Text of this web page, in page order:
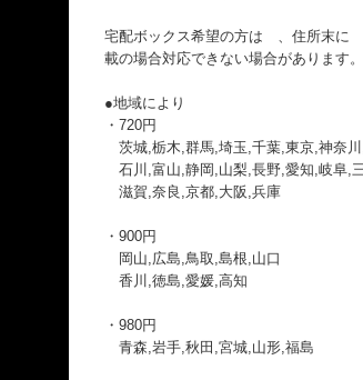
宅配ボックス希望の方は 、住所末に
載の場合対応できない場合があります。
●地域により
・720円
茨城,栃木,群馬,埼玉,千葉,東京,神奈
石川,富山,静岡,山梨,長野,愛知,岐阜,
滋賀,奈良,京都,大阪,兵庫
・900円
岡山,広島,鳥取,島根,山口
香川,徳島,愛媛,高知
・980円
青森,岩手,秋田,宮城,山形,福島